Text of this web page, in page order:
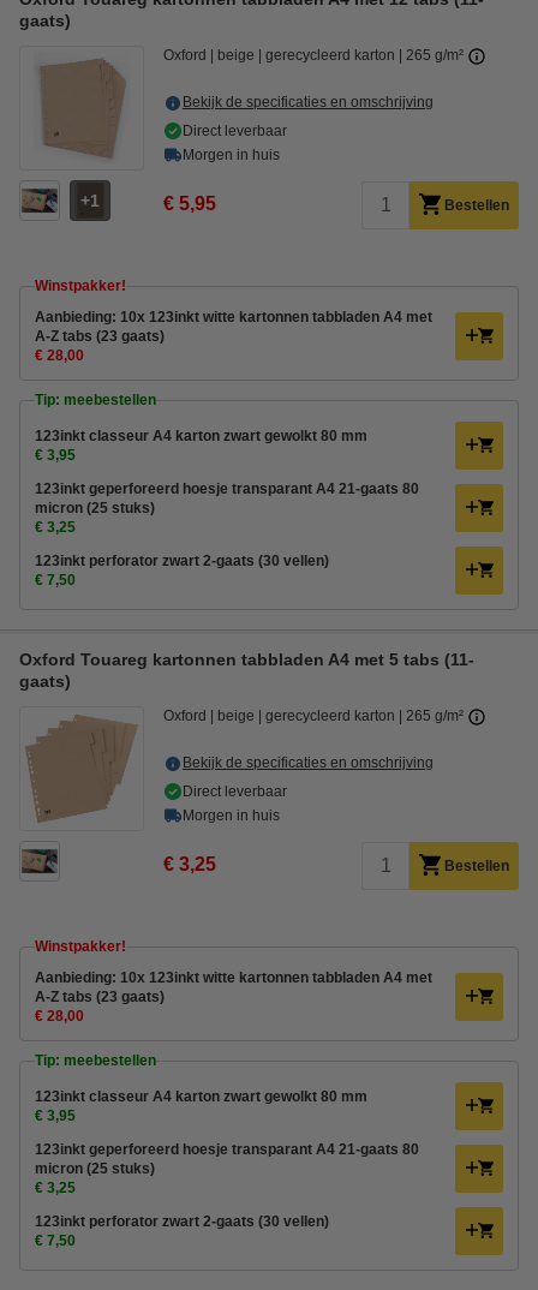
gaats)
1
Oxford beige gerecycleerd karton 265 g/m²
Bekijk de specificaties en omschrijving
Direct leverbaar
Morgen in huis
€ 5,95 Bestellen
Winstpakker!
Aanbieding: 10x 123inkt witte kartonnen tabbladen A4 met
A-Z tabs (23 gaats)
€ 28,00
Tip: meebestellen
123inkt classeur A4 karton zwart gewolkt 80 mm
€ 3,95
123inkt geperforeerd hoesje transparant A4 21-gaats 80
micron (25 stuks)
€ 3,25
123inkt perforator zwart 2-gaats (30 vellen)
€ 7,50
Oxford Touareg kartonnen tabbladen A4 met 5 tabs (11-
gaats)
Oxford beige gerecycleerd karton 265 g/m²
Bekijk de specificaties en omschrijving
Direct leverbaar
Morgen in huis
€ 3,25 Bestellen
Winstpakker!
Aanbieding: 10x 123inkt witte kartonnen tabbladen A4 met
A-Z tabs (23 gaats)
€ 28,00
Tip: meebestellen
123inkt classeur A4 karton zwart gewolkt 80 mm
€ 3,95
123inkt geperforeerd hoesje transparant A4 21-gaats 80
micron (25 stuks)
€ 3,25
123inkt perforator zwart 2-gaats (30 vellen)
€ 7,50